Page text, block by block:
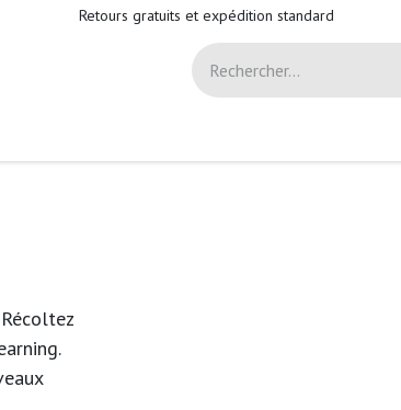
Retours gratuits et expédition standard